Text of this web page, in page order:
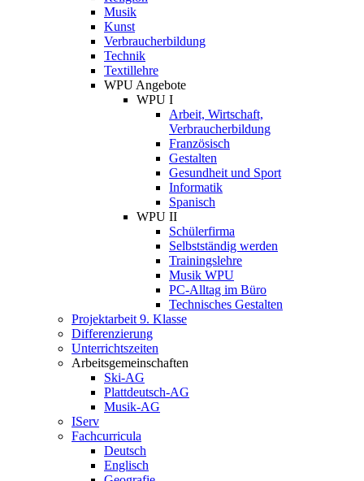
Musik
Kunst
Verbraucherbildung
Technik
Textillehre
WPU Angebote
WPU I
Arbeit, Wirtschaft,
Verbraucherbildung
Französisch
Gestalten
Gesundheit und Sport
Informatik
Spanisch
WPU II
Schülerfirma
Selbstständig werden
Trainingslehre
Musik WPU
PC-Alltag im Büro
Technisches Gestalten
Projektarbeit 9. Klasse
Differenzierung
Unterrichtszeiten
Arbeitsgemeinschaften
Ski-AG
Plattdeutsch-AG
Musik-AG
IServ
Fachcurricula
Deutsch
Englisch